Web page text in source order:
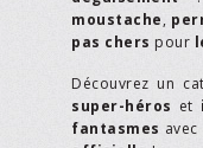
moustache,
pas chers pour
Découvrez un
super-héros et
fantasmes avec